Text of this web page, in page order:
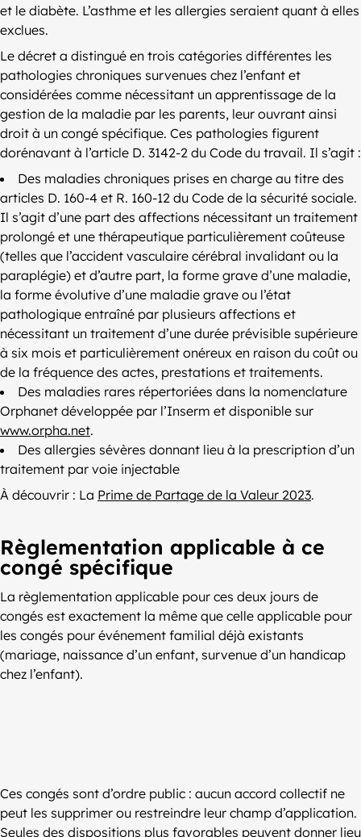
et le diabète. L’asthme et les allergies seraient quant à elles
exclues.
Le décret a distingué en trois catégories différentes les
pathologies chroniques survenues chez l’enfant et
considérées comme nécessitant un apprentissage de la
gestion de la maladie par les parents, leur ouvrant ainsi
droit à un congé spécifique. Ces pathologies figurent
dorénavant à l’article D. 3142-2 du Code du travail. Il s’agit :
Des maladies chroniques prises en charge au titre des
articles D. 160-4 et R. 160-12 du Code de la sécurité sociale.
Il s’agit d’une part des affections nécessitant un traitement
prolongé et une thérapeutique particulièrement coûteuse
(telles que l’accident vasculaire cérébral invalidant ou la
paraplégie) et d’autre part, la forme grave d’une maladie,
la forme évolutive d’une maladie grave ou l’état
pathologique entraîné par plusieurs affections et
nécessitant un traitement d’une durée prévisible supérieure
à six mois et particulièrement onéreux en raison du coût ou
de la fréquence des actes, prestations et traitements.
Des maladies rares répertoriées dans la nomenclature
Orphanet développée par l’Inserm et disponible sur
www.orpha.net.
Des allergies sévères donnant lieu à la prescription d’un
traitement par voie injectable
À découvrir : La Prime de Partage de la Valeur 2023.
Règlementation applicable à ce
congé spécifique
La règlementation applicable pour ces deux jours de
congés est exactement la même que celle applicable pour
les congés pour événement familial déjà existants
(mariage, naissance d’un enfant, survenue d’un handicap
chez l’enfant).
Ces congés sont d’ordre public : aucun accord collectif ne
peut les supprimer ou restreindre leur champ d’application.
Seules des dispositions plus favorables peuvent donner lieu